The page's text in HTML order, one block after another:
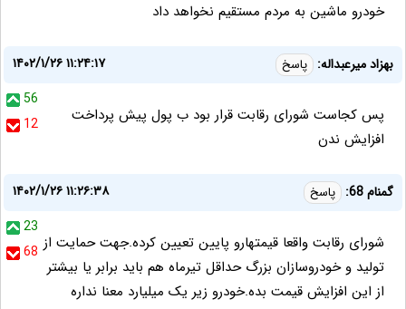
خودرو ماشین به مردم مستقیم نخواهد داد
بهزاد میرعبداله: پاسخ
۱۴۰۲/۱/۲۶ ۱۱:۲۴:۱۷
56
12
پس کجاست شورای رقابت قرار بود ب پول پیش پرداخت
افزایش ندن
گمنام 68: پاسخ
۱۴۰۲/۱/۲۶ ۱۱:۲۶:۳۸
23
68 شورای رقابت واقعا قیمتهارو پایین تعیین کرده.جهت حمایت از
تولید و خودروسازان بزرگ حداقل تیرماه هم باید برابر یا بیشتر
از این افزایش قیمت بده.خودرو زیر یک میلیارد معنا نداره